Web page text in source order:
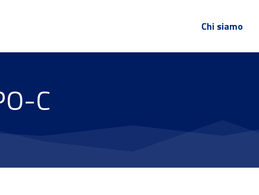
Chi siamo
C